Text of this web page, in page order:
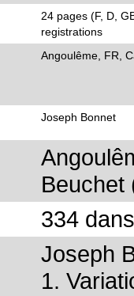
24 pages (F, D,
registrations
Angoulême, FR,
Joseph Bonnet
Beuchet
334
Joseph
1.